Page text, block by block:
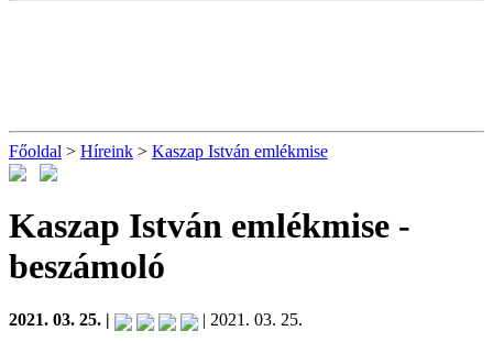
Főoldal > Híreink > Kaszap István emlékmise
Kaszap István emlékmise -
beszámoló
2021. 03. 25. | | 2021. 03. 25.